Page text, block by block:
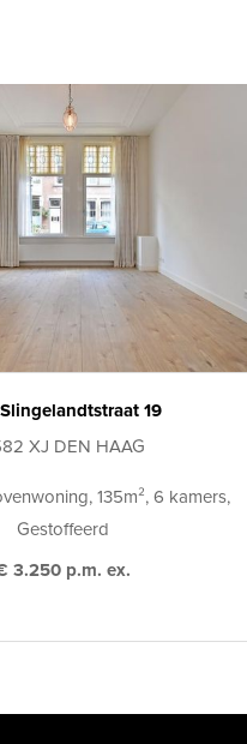
19
XJ DEN HAAG
135m², 6 kamers,
Gestoffeerd
3.250 p.m. ex.